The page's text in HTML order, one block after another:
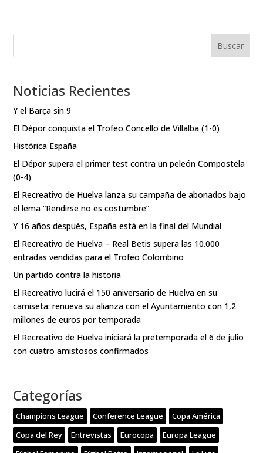
Buscar
Noticias Recientes
Y el Barça sin 9
El Dépor conquista el Trofeo Concello de Villalba (1-0)
Histórica España
El Dépor supera el primer test contra un peleón Compostela
(0-4)
El Recreativo de Huelva lanza su campaña de abonados bajo
el lema “Rendirse no es costumbre”
Y 16 años después, España está en la final del Mundial
El Recreativo de Huelva – Real Betis supera las 10.000
entradas vendidas para el Trofeo Colombino
Un partido contra la historia
El Recreativo lucirá el 150 aniversario de Huelva en su
camiseta: renueva su alianza con el Ayuntamiento con 1,2
millones de euros por temporada
El Recreativo de Huelva iniciará la pretemporada el 6 de julio
con cuatro amistosos confirmados
Categorías
Champions League Conference League
Copa América
Copa del Rey
Entrevistas Eurocopa
Europa League